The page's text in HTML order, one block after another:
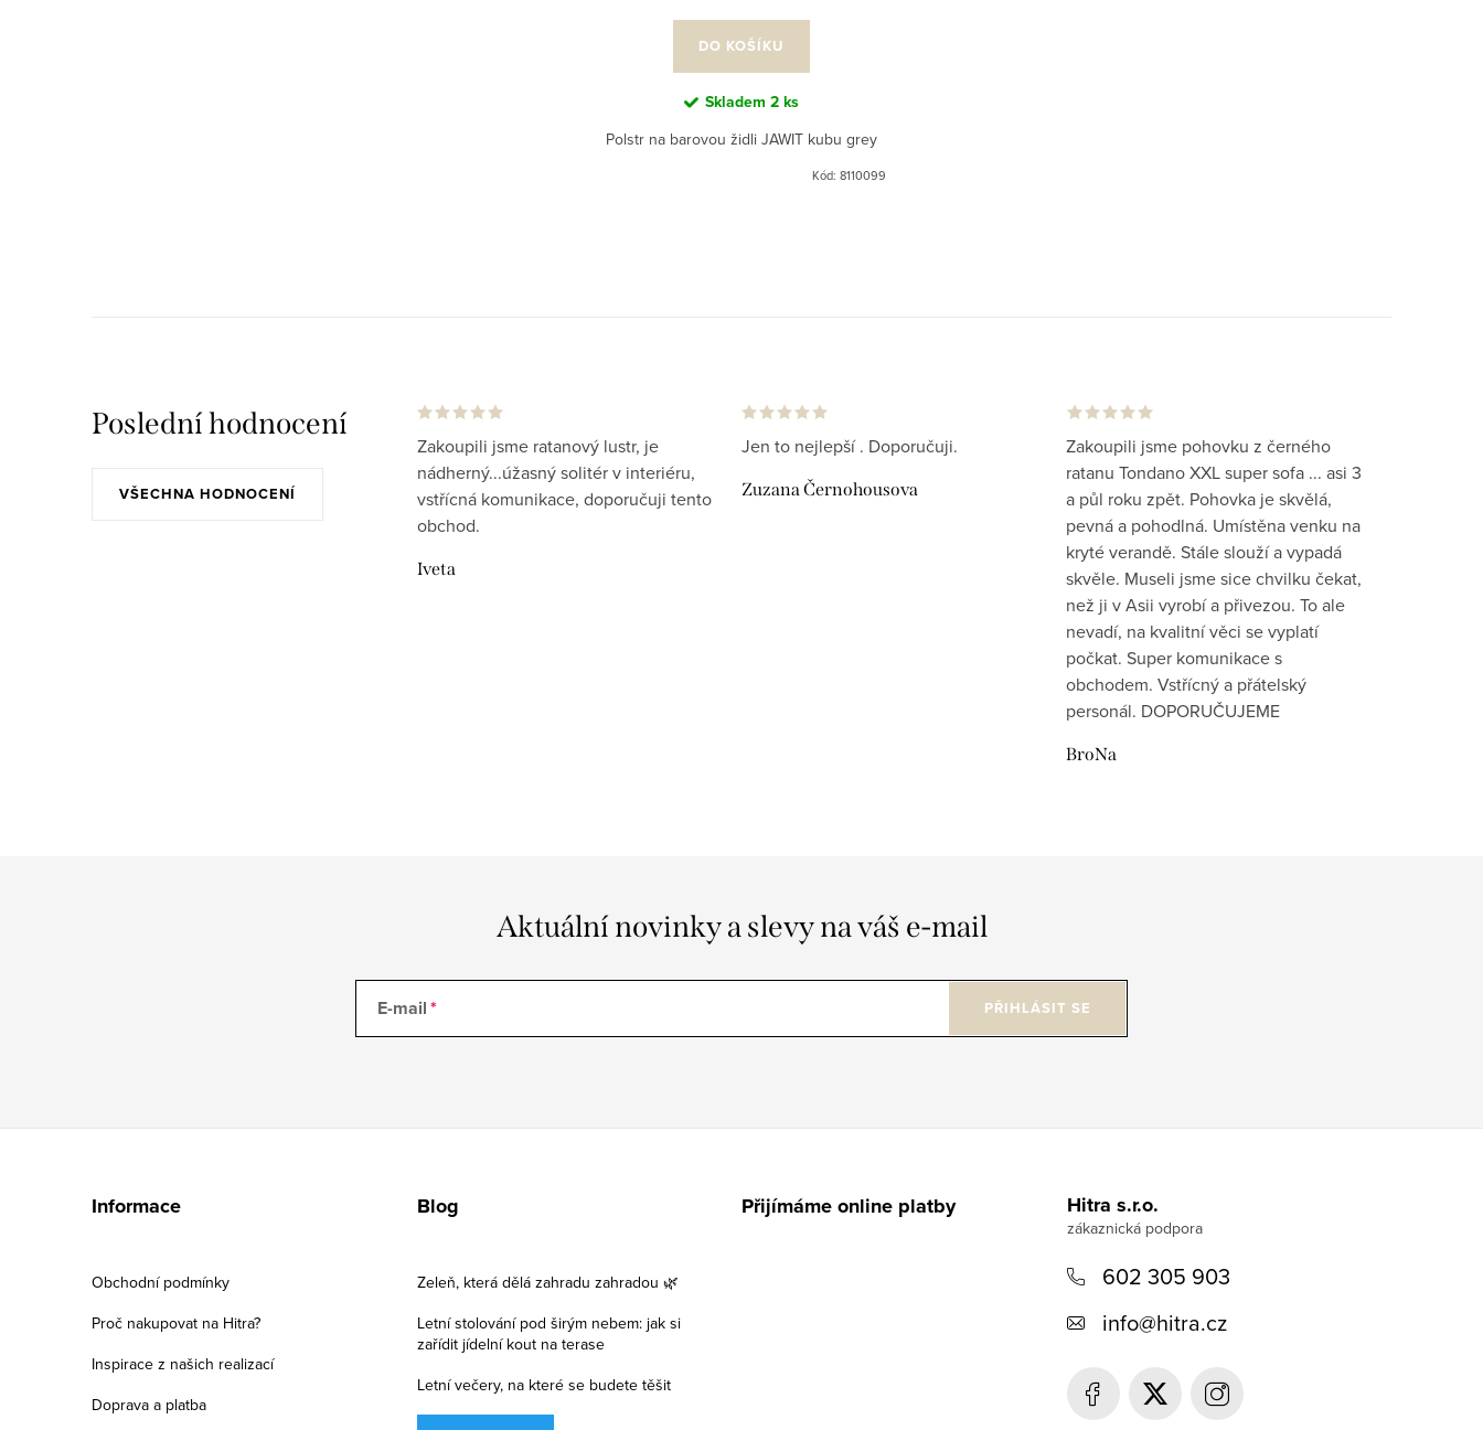
DO KOŠÍKU
Skladem 2 ks
Polstr na barovou židli JAWIT kubu grey
Kód: 8110099
Poslední hodnocení
VŠECHNA HODNOCENÍ
Zakoupili jsme ratanový lustr, je
nádherný...úžasný solitér v interiéru,
vstřícná komunikace, doporučuji tento
obchod.
Iveta
Jen to nejlepší . Doporučuji.
Zuzana Černohousova
Zakoupili jsme pohovku z černého
ratanu Tondano XXL super sofa ... asi 3
a půl roku zpět. Pohovka je skvělá,
pevná a pohodlná. Umístěna venku na
kryté verandě. Stále slouží a vypadá
skvěle. Museli jsme sice chvilku čekat,
než ji v Asii vyrobí a přivezou. To ale
nevadí, na kvalitní věci se vyplatí
počkat. Super komunikace s
obchodem. Vstřícný a přátelský
personál. DOPORUČUJEME
BroNa
Aktuální novinky a slevy na váš e-mail
E-mail PŘIHLÁSIT SE
Informace
Obchodní podmínky
Proč nakupovat na Hitra?
Inspirace z našich realizací
Doprava a platba
Blog
Zeleň, která dělá zahradu zahradou 🌿
Letní stolování pod širým nebem: jak si
zařídit jídelní kout na terase
Letní večery, na které se budete těšit
Přijímáme online platby Hitra s.r.o.
602 305 903
info@hitra.cz